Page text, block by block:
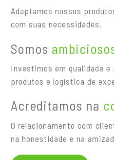
Adaptamos nossos
com suas necessidades.
Somos
Investimos em qualidade
produtos e logística de
Acreditamos na
O relacionamento com
na honestidade e na